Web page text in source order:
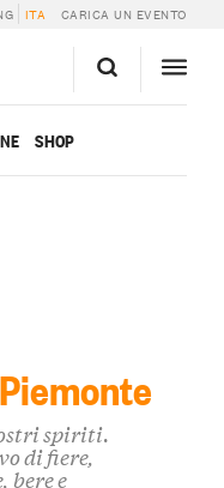
»SAGRE & FIERE
ITA CARICA UN EVENTO
SHOP
spiriti.
di fiere,
bere e